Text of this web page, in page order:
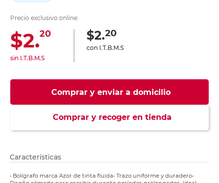
Precio exclusivo online:
$2.20
sin I.T.B.M.S
$2.20
con I.T.B.M.S
Comprar y enviar a domicilio
Comprar y recoger en tienda
Características
• Bolígrafo marca Azor de tinta fluida• Trazo uniforme y duradero•